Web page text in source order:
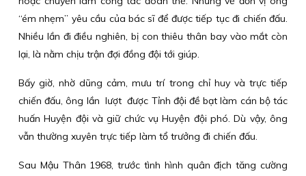
“ém nhẹm” yêu cầu của bác sĩ để được tiếp tục đi chiến đấu.
Nhiều lần đi điều nghiên, bị con thiêu thân bay vào mắt còn
lại, là nằm chịu trận đợi đồng đội tới giúp.
Bấy giờ, nhờ dũng cảm, mưu trí trong chỉ huy và trực tiếp
chiến đấu, ông lần lượt được Tỉnh đội đề bạt làm cán bộ tác
huấn Huyện đội và giữ chức vụ Huyện đội phó. Dù vậy, ông
vẫn thường xuyên trực tiếp làm tổ trưởng đi chiến đấu.
Sau Mậu Thân 1968, trước tình hình quân địch tăng cường